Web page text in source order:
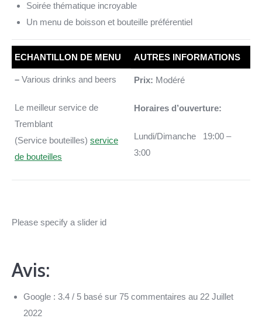
Soirée thématique incroyable
Un menu de boisson et bouteille préférentiel
ECHANTILLON DE MENU AUTRES INFORMATIONS
– Various drinks and beers
Le meilleur service de
Tremblant
(Service bouteilles) service
de bouteilles
Prix: Modéré
Horaires d’ouverture:
Lundi/Dimanche 19:00 –
3:00
Please specify a slider id
Avis:
Google : 3.4 / 5 basé sur 75 commentaires au 22 Juillet
2022